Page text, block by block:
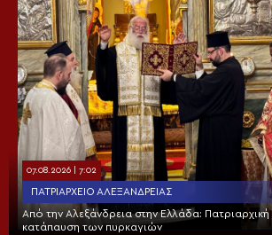
07.08.2026 | 7:02
ΠΑΤΡΙΑΡΧΕΊΟ ΑΛΕΞΑΝΔΡΕΊΑΣ
Από την Αλεξάνδρεια στην Ελλάδα:
κατάπαυση των πυρκαγιών